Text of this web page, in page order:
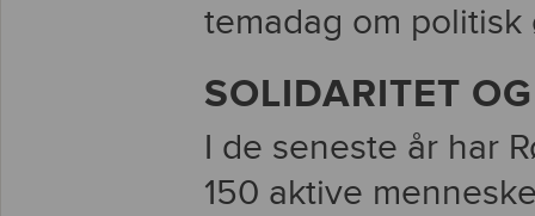
temadag om politisk
SOLIDARITET
I de seneste år har
150 aktive